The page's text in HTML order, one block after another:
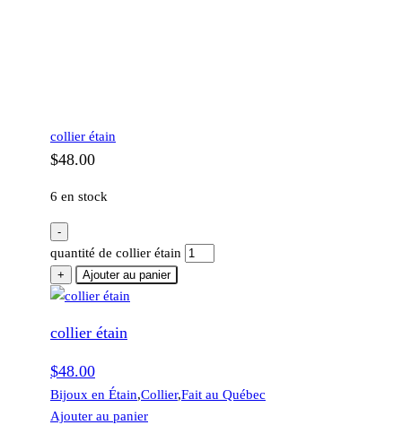
collier étain
$48.00
6 en stock
-
quantité de collier étain
+ Ajouter au panier
collier étain
$48.00
Bijoux en Étain,Collier,Fait au Québec
Ajouter au panier